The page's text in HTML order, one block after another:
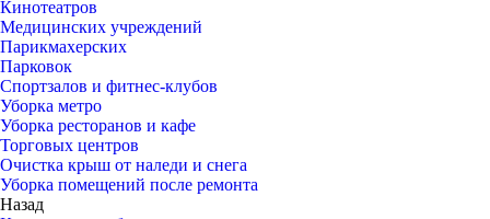
Кинотеатров
Медицинских учреждений
Парикмахерских
Парковок
Спортзалов и фитнес-клубов
Уборка метро
Уборка ресторанов и кафе
Торговых центров
Очистка крыш от наледи и снега
Уборка помещений после ремонта
Назад